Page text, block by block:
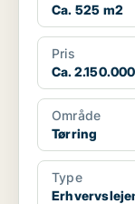
Ca. 525 m2
Pris
Ca.
Område
Tørring
Type